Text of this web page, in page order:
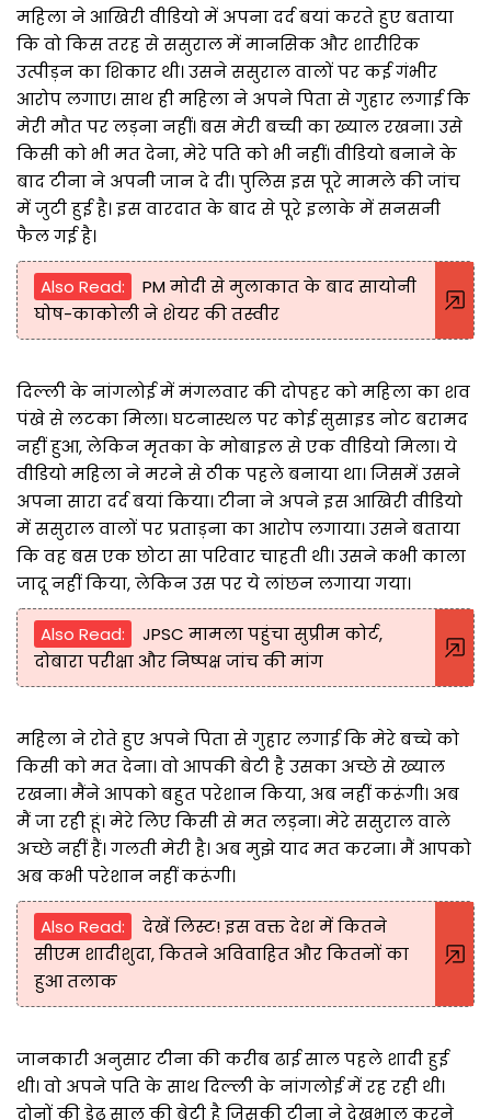
महिला ने आखिरी वीडियो में अपना दर्द बयां करते हुए बताया
कि वो किस तरह से ससुराल में मानसिक और शारीरिक
उत्पीड़न का शिकार थी। उसने ससुराल वालों पर कई गंभीर
आरोप लगाए। साथ ही महिला ने अपने पिता से गुहार लगाई कि
मेरी मौत पर लड़ना नहीं। बस मेरी बच्ची का ख्याल रखना। उसे
किसी को भी मत देना, मेरे पति को भी नहीं। वीडियो बनाने के
बाद टीना ने अपनी जान दे दी। पुलिस इस पूरे मामले की जांच
में जुटी हुई है। इस वारदात के बाद से पूरे इलाके में सनसनी
फैल गई है।
Also Read:
PM मोदी से मुलाकात के बाद सायोनी
घोष-काकोली ने शेयर की तस्वीर
दिल्ली के नांगलोई में मंगलवार की दोपहर को महिला का शव
पंखे से लटका मिला। घटनास्थल पर कोई सुसाइड नोट बरामद
नहीं हुआ, लेकिन मृतका के मोबाइल से एक वीडियो मिला। ये
वीडियो महिला ने मरने से ठीक पहले बनाया था। जिसमें उसने
अपना सारा दर्द बयां किया। टीना ने अपने इस आखिरी वीडियो
में ससुराल वालों पर प्रताड़ना का आरोप लगाया। उसने बताया
कि वह बस एक छोटा सा परिवार चाहती थी। उसने कभी काला
जादू नहीं किया, लेकिन उस पर ये लांछन लगाया गया।
Also Read:
JPSC मामला पहुंचा सुप्रीम कोर्ट,
दोबारा परीक्षा और निष्पक्ष जांच की मांग
महिला ने रोते हुए अपने पिता से गुहार लगाई कि मेरे बच्चे को
किसी को मत देना। वो आपकी बेटी है उसका अच्छे से ख्याल
रखना। मैंने आपको बहुत परेशान किया, अब नहीं करूंगी। अब
मैं जा रही हूं। मेरे लिए किसी से मत लड़ना। मेरे ससुराल वाले
अच्छे नहीं हैं। गलती मेरी है। अब मुझे याद मत करना। मैं आपको
अब कभी परेशान नहीं करूंगी।
Also Read:
देखें लिस्ट! इस वक्त देश में कितने
सीएम शादीशुदा, कितने अविवाहित और कितनों का
हुआ तलाक
जानकारी अनुसार टीना की करीब ढाई साल पहले शादी हुई
थी। वो अपने पति के साथ दिल्ली के नांगलोई में रह रही थी।
दोनों की डेढ़ साल की बेटी है जिसकी टीना ने देखभाल करने